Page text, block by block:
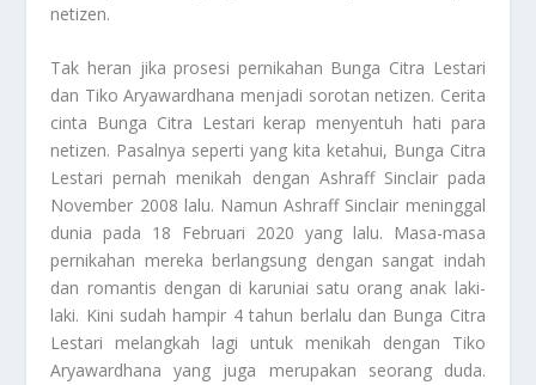
netizen.
Tak heran jika prosesi pernikahan Bunga Citra Lestari
dan Tiko Aryawardhana menjadi sorotan netizen. Cerita
cinta Bunga Citra Lestari kerap menyentuh hati para
netizen. Pasalnya seperti yang kita ketahui, Bunga Citra
Lestari pernah menikah dengan Ashraff Sinclair pada
November 2008 lalu. Namun Ashraff Sinclair meninggal
dunia pada 18 Februari 2020 yang lalu. Masa-masa
pernikahan mereka berlangsung dengan sangat indah
dan romantis dengan di karuniai satu orang anak laki-
laki. Kini sudah hampir 4 tahun berlalu dan Bunga Citra
Lestari melangkah lagi untuk menikah dengan Tiko
Aryawardhana yang juga merupakan seorang duda.